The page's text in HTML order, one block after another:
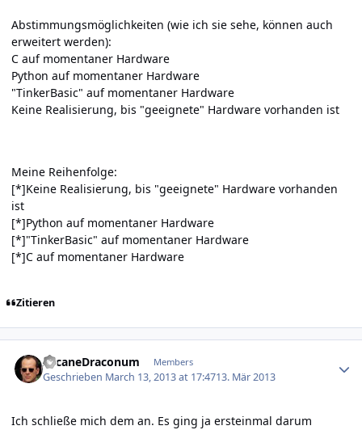
Abstimmungsmöglichkeiten (wie ich sie sehe, können auch
erweitert werden):
C auf momentaner Hardware
Python auf momentaner Hardware
"TinkerBasic" auf momentaner Hardware
Keine Realisierung, bis "geeignete" Hardware vorhanden ist
Meine Reihenfolge:
[*]Keine Realisierung, bis "geeignete" Hardware vorhanden
ist
[*]Python auf momentaner Hardware
[*]"TinkerBasic" auf momentaner Hardware
[*]C auf momentaner Hardware
Zitieren
ArcaneDraconum Members
Geschrieben March 13, 2013 at 17:4713. Mär 2013
Ich schließe mich dem an. Es ging ja ersteinmal darum